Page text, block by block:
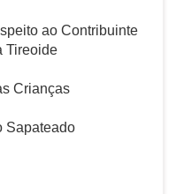
ao Contribuinte
Tireoide
Crianças
Sapateado